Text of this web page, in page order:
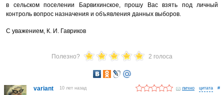
в сельском поселении Барвихинское, прошу Вас взять под личный
контроль вопрос назначения и объявления данных выборов.
С уважением, К. И. Гавриков
Полезно? 2 голоса
variant 10 лет назад лично #